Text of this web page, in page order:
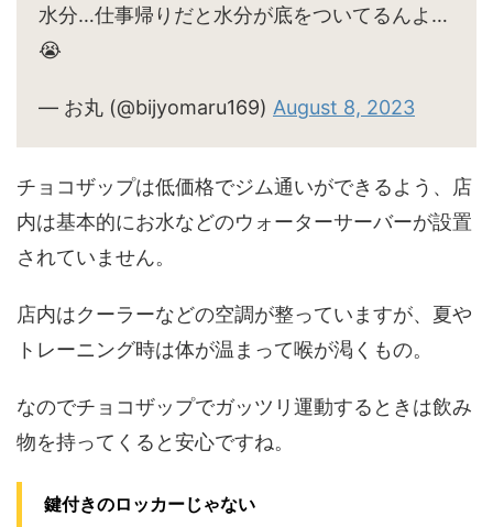
水分…仕事帰りだと水分が底をついてるんよ…
😭
— お丸 (@bijyomaru169) August 8, 2023
チョコザップは低価格でジム通いができるよう、店
内は基本的にお水などのウォーターサーバーが設置
されていません。
店内はクーラーなどの空調が整っていますが、夏や
トレーニング時は体が温まって喉が渇くもの。
なのでチョコザップでガッツリ運動するときは飲み
物を持ってくると安心ですね。
鍵付きのロッカーじゃない